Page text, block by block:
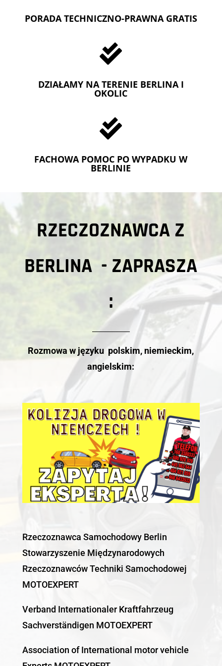
PORADA TECHNICZNO-PRAWNA GRATIS

DZIAŁAMY NA TERENIE BERLINA I
OKOLIC

FACHOWA POMOC PO WYPADKU W
BERLINIE
RZECZOZNAWCA Z
BERLINA - ZAPRASZA
:
Rozmowa w języku polskim, niemieckim,
angielskim:
Rzeczoznawca Samochodowy Berlin
Stowarzyszenie Międzynarodowych
Rzeczoznawców Techniki Samochodowej
MOTOEXPERT
Verband Internationaler Kraftfahrzeug
Sachverständigen MOTOEXPERT
Association of International motor vehicle